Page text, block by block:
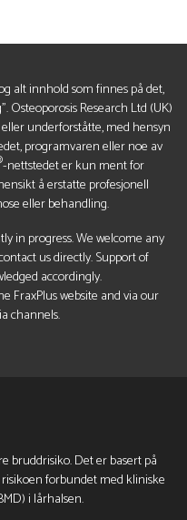
alt innhold som finnes på det,
Osteoporosis Research Ltd (UK)
underforståtte, med hensyn
programvaren eller noe av
-nettstedet er kun ment for
å erstatte profesjonell
eller behandling.
in progress. We welcome any
us directly. Support of
accordingly.
FraxPlus website and via our
channels.
bruddrisiko. Det er basert på
forbundet med kliniske
i lårhalsen.